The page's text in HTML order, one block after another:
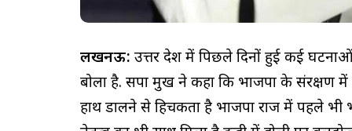
लखनऊ: उत्तर प्रदेश में पिछले दिनों हुई कई
बोला है. सपा प्रमुख ने कहा कि भाजपा के संरक्षण में
हाथ डालने से हिचकता है भाजपा राज में पहले भी